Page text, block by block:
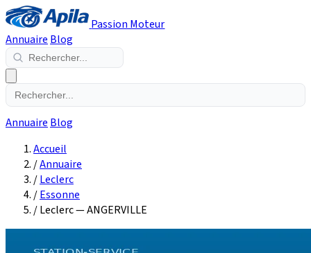
Passion Moteur
Annuaire Blog
Annuaire Blog
Accueil
/Annuaire
/Leclerc
/Essonne
/Leclerc — ANGERVILLE